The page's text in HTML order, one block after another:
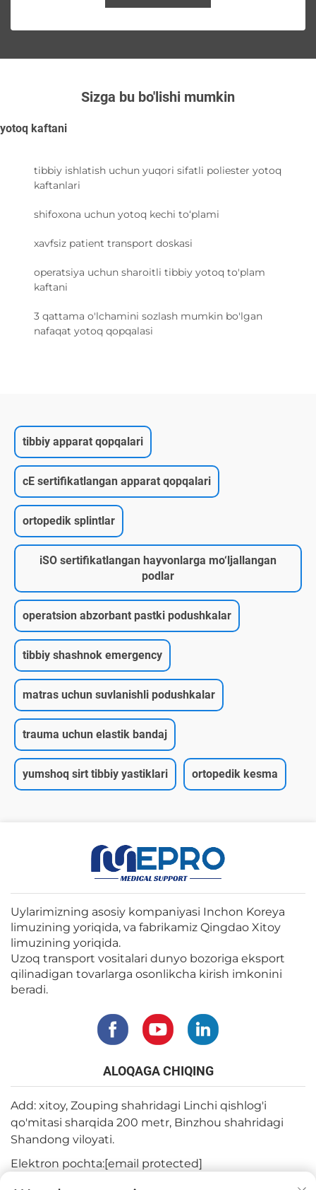
Sizga bu bo'lishi mumkin
yotoq kaftani
tibbiy ishlatish uchun yuqori sifatli poliester yotoq
kaftanlari
shifoxona uchun yotoq kechi to‘plami
xavfsiz patient transport doskasi
operatsiya uchun sharoitli tibbiy yotoq to'plam
kaftani
3 qattama o'lchamini sozlash mumkin bo'lgan
nafaqat yotoq qopqalasi
tibbiy apparat qopqalari
cE sertifikatlangan apparat qopqalari
ortopedik splintlar
iSO sertifikatlangan hayvonlarga mo‘ljallangan
podlar
operatsion abzorbant pastki podushkalar
tibbiy shashnok emergency
matras uchun suvlanishli podushkalar
trauma uchun elastik bandaj
yumshoq sirt tibbiy yastiklari ortopedik kesma
Uylarimizning asosiy kompaniyasi Inchon Koreya
limuzining yoriqida, va fabrikamiz Qingdao Xitoy
limuzining yoriqida.
Uzoq transport vositalari dunyo bozoriga eksport
qilinadigan tovarlarga osonlikcha kirish imkonini
beradi.
ALOQAGA CHIQING
Add: xitoy, Zouping shahridagi Linchi qishlog'i
qo'mitasi sharqida 200 metr, Binzhou shahridagi
Shandong viloyati.
Elektron pochta:[email protected]
Tel: +82-3180427370